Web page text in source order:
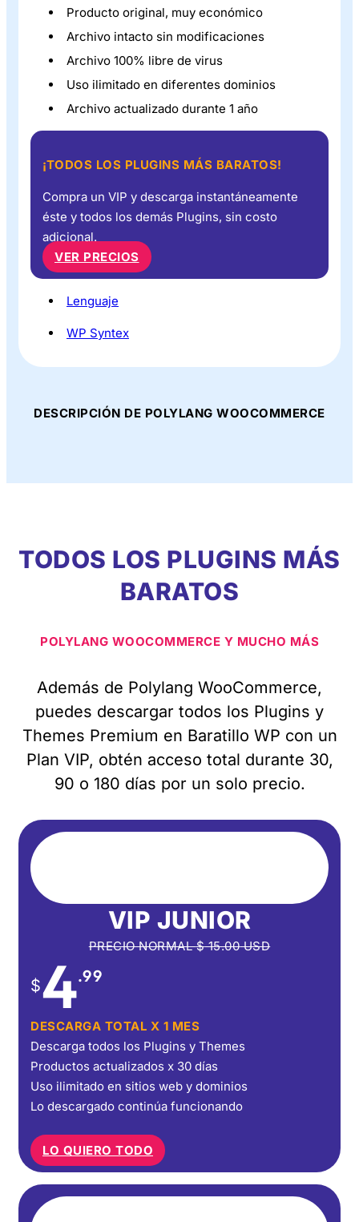
Producto original, muy económico
Archivo intacto sin modificaciones
Archivo 100% libre de virus
Uso ilimitado en diferentes dominios
Archivo actualizado durante 1 año
¡TODOS LOS PLUGINS MÁS BARATOS!
Compra un VIP y descarga instantáneamente
éste y todos los demás Plugins, sin costo
adicional.
VER PRECIOS
Lenguaje
WP Syntex
DESCRIPCIÓN DE POLYLANG WOOCOMMERCE
TODOS LOS PLUGINS MÁS
BARATOS
POLYLANG WOOCOMMERCE Y MUCHO MÁS
Además de Polylang WooCommerce,
puedes descargar todos los Plugins y
Themes Premium en Baratillo WP con un
Plan VIP, obtén acceso total durante 30,
90 o 180 días por un solo precio.
VIP JUNIOR
PRECIO NORMAL$15.00USD
$4.99
DESCARGA TOTAL X 1 MES
Descarga todos los Plugins y Themes
Productos actualizados x 30 días
Uso ilimitado en sitios web y dominios
Lo descargado continúa funcionando
LO QUIERO TODO